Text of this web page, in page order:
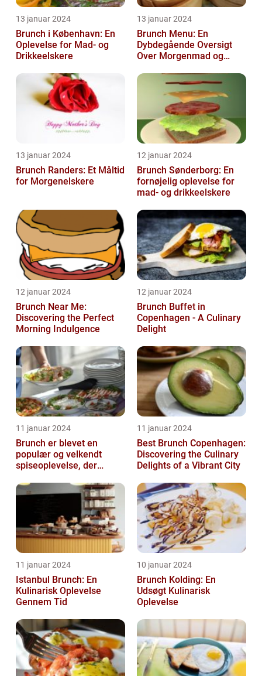
13 januar 2024
Brunch i København: En
Oplevelse for Mad- og
Drikkeelskere
13 januar 2024
Brunch Menu: En
Dybdegående Oversigt
Over Morgenmad og
13 januar 2024
Brunch Randers: Et Måltid
for Morgenelskere
12 januar 2024
Brunch Sønderborg: En
fornøjelig oplevelse for
mad- og drikkeelskere
12 januar 2024
Brunch Near Me:
Discovering the Perfect
Morning Indulgence
12 januar 2024
Brunch Buffet in
Copenhagen - A Culinary
Delight
11 januar 2024
Brunch er blevet en
populær og velkendt
spiseoplevelse, der
drikkeelskere run...
11 januar 2024
Best Brunch Copenhagen:
Discovering the Culinary
Delights of a Vibrant City
11 januar 2024
Istanbul Brunch: En
Kulinarisk Oplevelse
Gennem Tid
10 januar 2024
Brunch Kolding: En
Udsøgt Kulinarisk
Oplevelse